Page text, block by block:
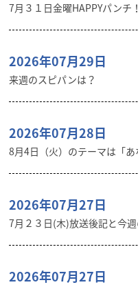
7月３１日金曜HAPPYパンチ
2026年07月29日
来週のスピパンは？
2026年07月28日
8月4日（火）のテーマは「あ
2026年07月27日
7月２３日(木)放送後記と今
2026年07月27日